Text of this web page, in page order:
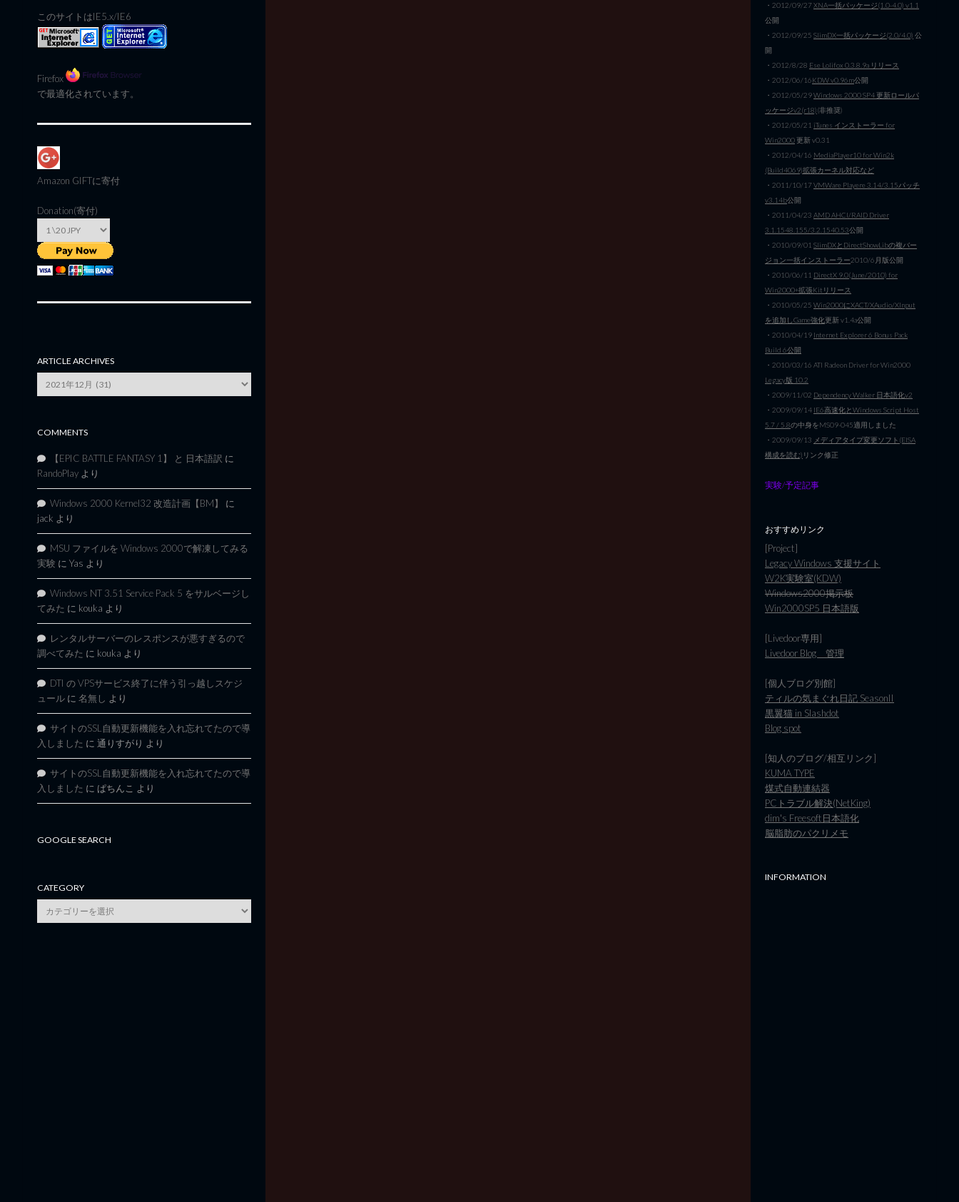
このサイトはIE5.x/IE6
Firefox
で最適化されています。
Amazon GIFTに寄付
Donation(寄付)
ARTICLE ARCHIVES
Archives
COMMENTS
【EPIC BATTLE FANTASY 1】 と 日本語訳 に
RandoPlay より
Windows 2000 Kernel32 改造計画【BM】
に
jack より
MSU ファイルを Windows 2000で解凍してみる
実験 に Yas より
Windows NT 3.51 Service Pack 5 をサルベージし
てみた に kouka より
レンタルサーバーのレスポンスが悪すぎるので
調べてみた に kouka より
DTI の VPSサービス終了に伴う引っ越しスケジ
ュール に 名無し より
サイトのSSL自動更新機能を入れ忘れてたので導
入しました に 通りすがり より
サイトのSSL自動更新機能を入れ忘れてたので導
入しました に ぱちんこ より
GOOGLE SEARCH
CATEGORY
category
・2012/09/27XNA一括パッケージ(1.0-4.0) v1.1
公開
・2012/09/25 SlimDX一括パッケージ(2.0/4.0) 公
開
・2012/8/28 Ese Lolifox 0.3.8.9a リリース
・2012/06/16KDW v0.96m公開
・2012/05/29Windows 2000 SP4 更新ロールパ
ッケージv2(r18)(非推奨)
・2012/05/21 iTunes インストーラー for
Win2000更新 v0.31
・2012/04/16 MediaPlayer10 for Win2k
(Build4069)拡張カーネル対応など
・2011/10/17VMWare Playere 3.14/3.15パッチ
v3.14b公開
・2011/04/23 AMD AHCI/RAID Driver
3.1.1548.155/3.2.1540.53公開
・2010/09/01 SlimDXとDirectShowLibの複バー
ジョン一括インストーラー2010/6月版公開
・2010/06/11 DirectX 9.0(June/2010) for
Win2000+拡張Kitリリース
・2010/05/25 Win2000にXACT/XAudio/XInput
を追加しGame強化更新 v1.4a公開
・2010/04/19 Internet Explorer 6 Bonus Pack
Build 6公開
・2010/03/16 ATI Radeon Driver for Win2000
Legacy版 10.2
・2009/11/02 Dependency Walker 日本語化v2
・2009/09/14 IE6高速化とWindows Script Host
5.7 / 5.8の中身をMS09-045適用しました
・2009/09/13 メディアタイプ変更ソフト(EISA
構成を読む) リンク修正
実験/予定記事
おすすめリンク
[Project]
Legacy Windows 支援サイト
W2K実験室(KDW)
Windows2000掲示板
Win2000SP5 日本語版
[Livedoor専用]
Livedoor Blog 管理
[個人ブログ別館]
ティルの気まぐれ日記 SeasonII
黒翼猫 in Slashdot
Blog spot
[知人のブログ/相互リンク]
KUMA TYPE
煤式自動連結器
PCトラブル解決(NetKing)
dim's Freesoft日本語化
脳脂肪のパクリメモ
INFORMATION